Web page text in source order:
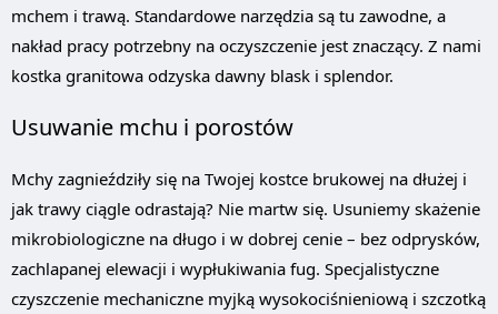
mchem i trawą. Standardowe narzędzia są tu zawodne, a
nakład pracy potrzebny na oczyszczenie jest znaczący. Z nami
kostka granitowa odzyska dawny blask i splendor.
Usuwanie mchu i porostów
Mchy zagnieździły się na Twojej kostce brukowej na dłużej i
jak trawy ciągle odrastają? Nie martw się. Usuniemy skażenie
mikrobiologiczne na długo i w dobrej cenie – bez odprysków,
zachlapanej elewacji i wypłukiwania fug. Specjalistyczne
czyszczenie mechaniczne myjką wysokociśnieniową i szczotką